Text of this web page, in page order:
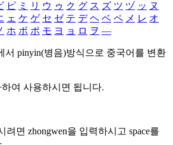
ピ ミ リ ウ ゥ ク グ ス ズ ツ ヅ ッ ヌ
ェ ケ ゲ セ ゼ テ デ ヘ ベ ペ メ レ オ
ホ ボ ポ モ ヨ ョ ロ ヲ ―
서 pinyin(병음)방식으로 중국어를 변환
여 사용하시면 됩니다.
려면 zhongwen을 입력하시고 space를